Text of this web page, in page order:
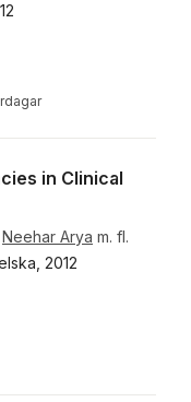
in Clinical
Neehar Arya m. fl.
2012